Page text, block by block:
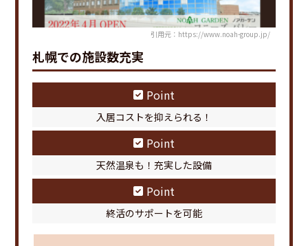
引用元：https://www.noah-group.jp/
札幌での施設数充実
Point
入居コストを抑えられる！
Point
天然温泉も！充実した設備
Point
終活のサポートを可能